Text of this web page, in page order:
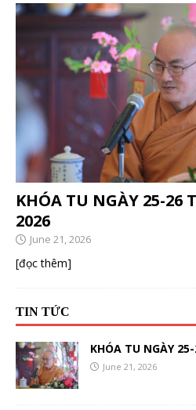
KHÓA TU NGÀY 25-26
2026
June 21, 2026
[đọc thêm]
TIN TỨC
KHÓA TU NGÀY
June 21, 2026